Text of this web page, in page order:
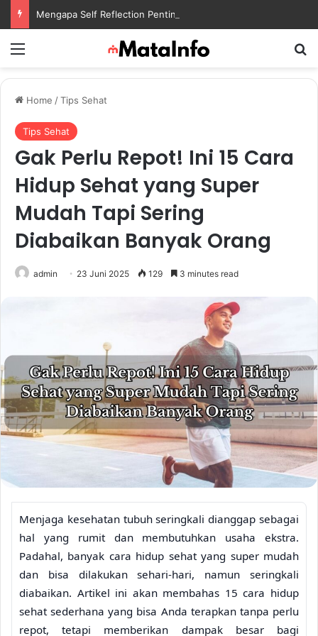
Home /Tips Sehat
Tips Sehat
Gak Perlu Repot! Ini 15 Cara
Hidup Sehat yang Super
Mudah Tapi Sering
Diabaikan Banyak Orang
admin 23 Juni 2025 129 3 minutes read
Menjaga kesehatan tubuh seringkali dianggap sebagai
hal yang rumit dan membutuhkan usaha ekstra.
Padahal, banyak cara hidup sehat yang super mudah
dan bisa dilakukan sehari-hari, namun seringkali
diabaikan. Artikel ini akan membahas 15 cara hidup
sehat sederhana yang bisa Anda terapkan tanpa perlu
repot, tetapi memberikan dampak besar bagi